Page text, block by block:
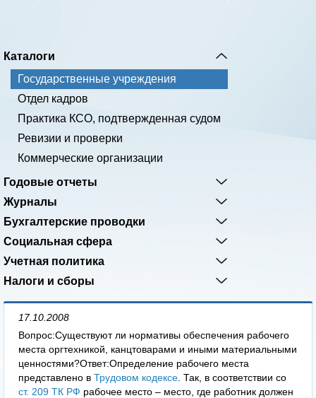
Каталоги
Государственные учреждения
Отдел кадров
Практика КСО, подтвержденная судом
Ревизии и проверки
Коммерческие организации
Годовые отчеты
Журналы
Бухгалтерские проводки
Социальная сфера
Учетная политика
Налоги и сборы
17.10.2008
Вопрос:Существуют ли нормативы обеспечения рабочего
места оргтехникой, канцтоварами и иными материальными
ценностями?Ответ:Определение рабочего места
представлено в Трудовом кодексе . Так, в соответствии со
ст. 209 ТК РФ рабочее место – место, где работник должен